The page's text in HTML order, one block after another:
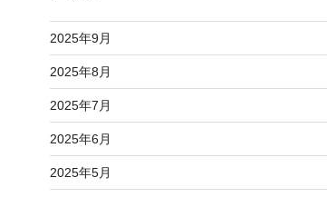
2025年9月
2025年8月
2025年7月
2025年6月
2025年5月